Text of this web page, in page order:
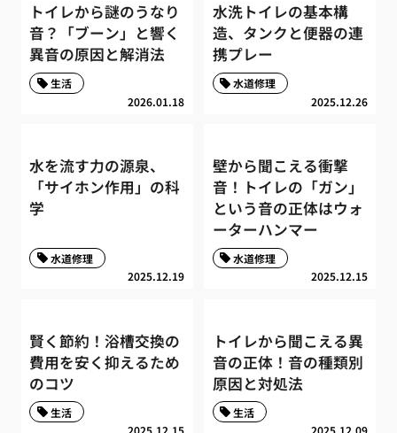
トイレから謎のうなり
音？「ブーン」と響く
異音の原因と解消法
2026.01.18
生活
水洗トイレの基本構
造、タンクと便器の連
携プレー
2025.12.26
水道修理
水を流す力の源泉、
「サイホン作用」の科
学
2025.12.19
水道修理
壁から聞こえる衝撃
音！トイレの「ガン」
という音の正体はウォ
ーターハンマー
2025.12.15
水道修理
賢く節約！浴槽交換の
費用を安く抑えるため
のコツ
2025.12.15
生活
トイレから聞こえる異
音の正体！音の種類別
原因と対処法
2025.12.09
生活